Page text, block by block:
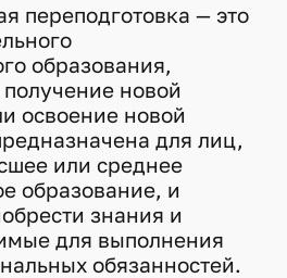
переподготовка — это
образования,
новой
освоение новой
для лиц,
или среднее
образование, и
знания и
для выполнения
обязанностей.